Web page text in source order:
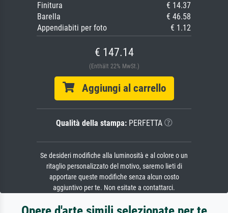
Finitura
€ 14.37
Barella
€ 46.58
Appendiabiti per foto
€ 1.12
€ 147.14
(Enthält 22% MwSt.)
Aggiungi al carrello
Qualità della stampa:PERFETTA
Se desideri modifiche alla luminosità e al colore o un
ritaglio personalizzato del motivo, saremo lieti di
apportare queste modifiche senza alcun costo
aggiuntivo per te. Non esitate a contattarci.